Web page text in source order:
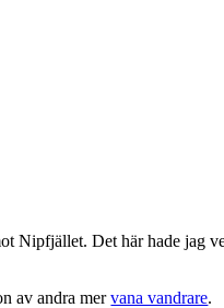
Nipfjället. Det här hade jag
av andra mervana vandrare.